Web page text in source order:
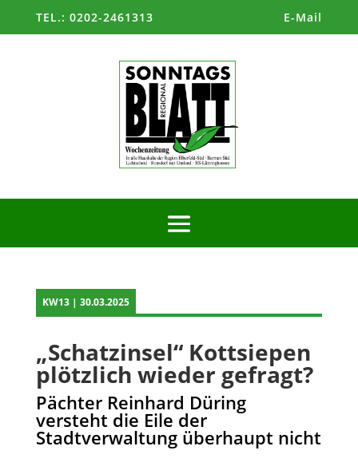
TEL.: 0202-2461313 E-Mail
KW13 | 30.03.2025
„Schatzinsel“ Kottsiepen
plötzlich wieder gefragt?
Pächter Reinhard Düring
versteht die Eile der
Stadtverwaltung überhaupt nicht